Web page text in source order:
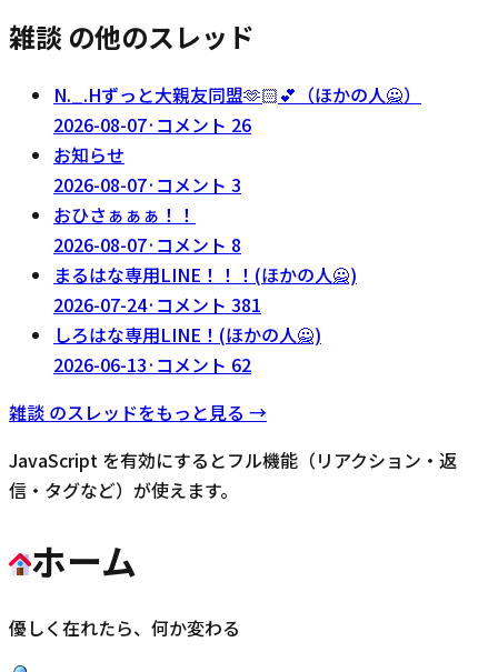
雑談 の他のスレッド
N._.Hずっと大親友同盟‪🫶🏻‬💕︎︎（ほかの人🙅）
2026-08-07· コメント 26
お知らせ
2026-08-07· コメント 3
おひさぁぁぁ！！
2026-08-07· コメント 8
まるはな専用LINE！！！(ほかの人🙅)
2026-07-24· コメント 381
しろはな専用LINE！(ほかの人🙅)
2026-06-13· コメント 62
雑談 のスレッドをもっと見る →
JavaScript を有効にするとフル機能（リアクション・返
信・タグなど）が使えます。
ホーム
優しく在れたら、何か変わる